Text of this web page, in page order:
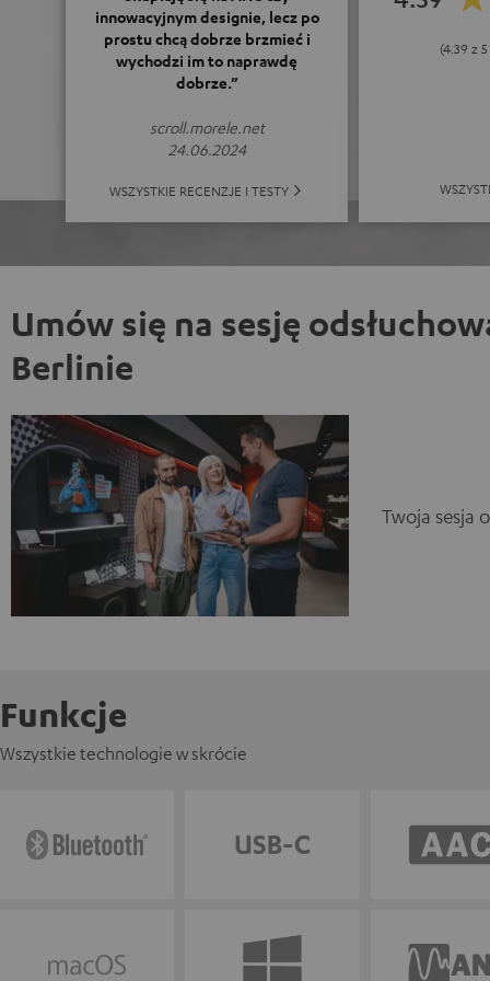
innowacyjnym designie, lecz po
prostu chcą dobrze brzmieć i
wychodzi im to naprawdę
dobrze.”
scroll.morele.net
24.06.2024
WSZYSTKIE RECENZJE I TESTY
(4.39 z
Umów się na sesję
Berlinie
Twoja sesja
Funkcje
Wszystkie technologie w skrócie